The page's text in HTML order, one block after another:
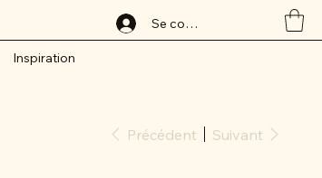
Se connecter
Inspiration
Précédent Suivant